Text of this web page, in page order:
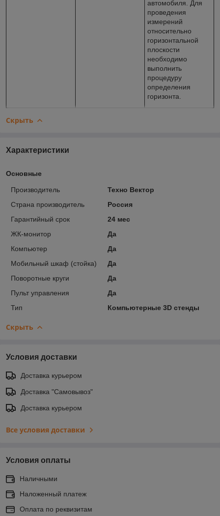
автомобиля. Для
проведения
измерений
относительно
горизонтальной
плоскости
необходимо
выполнить
процедуру
определения
горизонта.
Скрыть
Характеристики
Основные
Производитель
Техно Вектор
Страна производитель
Россия
Гарантийный срок
24 мес
ЖК-монитор
Да
Компьютер
Да
Мобильный шкаф (стойка)
Да
Поворотные круги
Да
Пульт управления
Да
Тип
Компьютерные 3D стенды
Скрыть
Условия доставки
Доставка курьером
Доставка "Самовывоз"
Доставка курьером
Все условия доставки
Условия оплаты
Наличными
Наложенный платеж
Оплата по реквизитам